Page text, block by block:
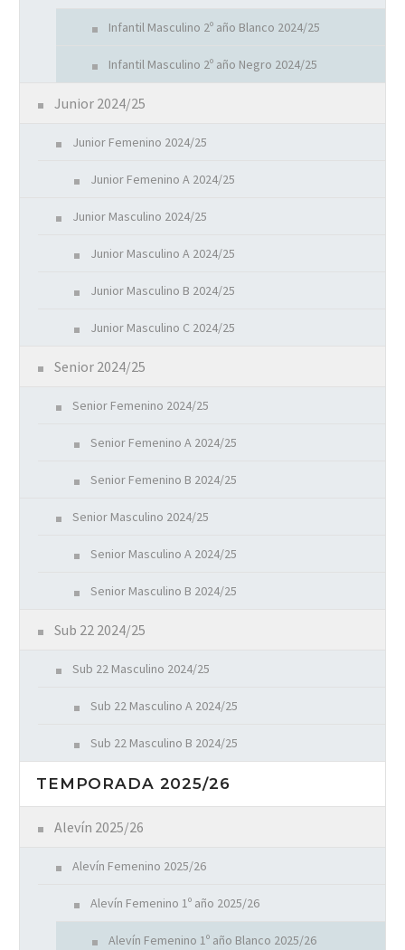
Infantil Masculino 2º año Blanco 2024/25
Infantil Masculino 2º año Negro 2024/25
Junior 2024/25
Junior Femenino 2024/25
Junior Femenino A 2024/25
Junior Masculino 2024/25
Junior Masculino A 2024/25
Junior Masculino B 2024/25
Junior Masculino C 2024/25
Senior 2024/25
Senior Femenino 2024/25
Senior Femenino A 2024/25
Senior Femenino B 2024/25
Senior Masculino 2024/25
Senior Masculino A 2024/25
Senior Masculino B 2024/25
Sub 22 2024/25
Sub 22 Masculino 2024/25
Sub 22 Masculino A 2024/25
Sub 22 Masculino B 2024/25
TEMPORADA 2025/26
Alevín 2025/26
Alevín Femenino 2025/26
Alevín Femenino 1º año 2025/26
Alevín Femenino 1º año Blanco 2025/26